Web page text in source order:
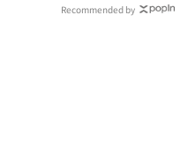
Recommended by